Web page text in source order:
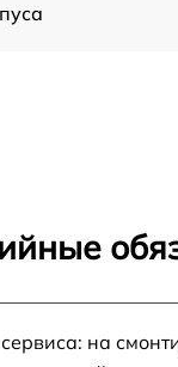
ошибок
сервиса: на